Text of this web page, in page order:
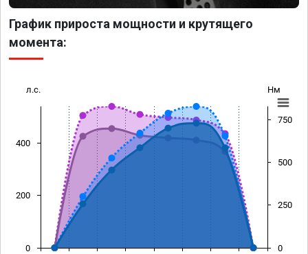
График прироста мощности и крутящего
момента:
л.с. Нм
0
200
400
0
250
500
750